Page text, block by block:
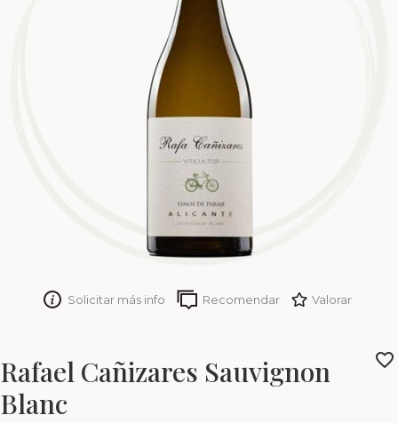
Solicitar más info Recomendar Valorar
Rafael Cañizares Sauvignon
Blanc